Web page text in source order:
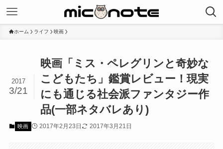
ホーム ライフ 映画
映画「ミス・ペレグリンと奇妙な
こどもたち」鑑賞レビュー！現実
にも通じる社会派ファンタジー作
品(一部ネタバレあり)
2017
3/21
映画 2017年2月23日 2017年3月21日